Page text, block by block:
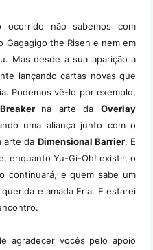
não sabemos com
Gagagigo the Risen e nem em
Mas desde a sua aparição a
lançando cartas novas que
Podemos vê-lo por exemplo,
na arte da Overlay
uma aliança junto com o
arte da Dimensional Barrier. E
enquanto Yu-Gi-Oh! existir, o
continuará, e quem sabe um
e amada Eria. E estarei
agradecer vocês pelo apoio